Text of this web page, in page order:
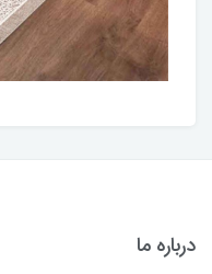
درباره ما